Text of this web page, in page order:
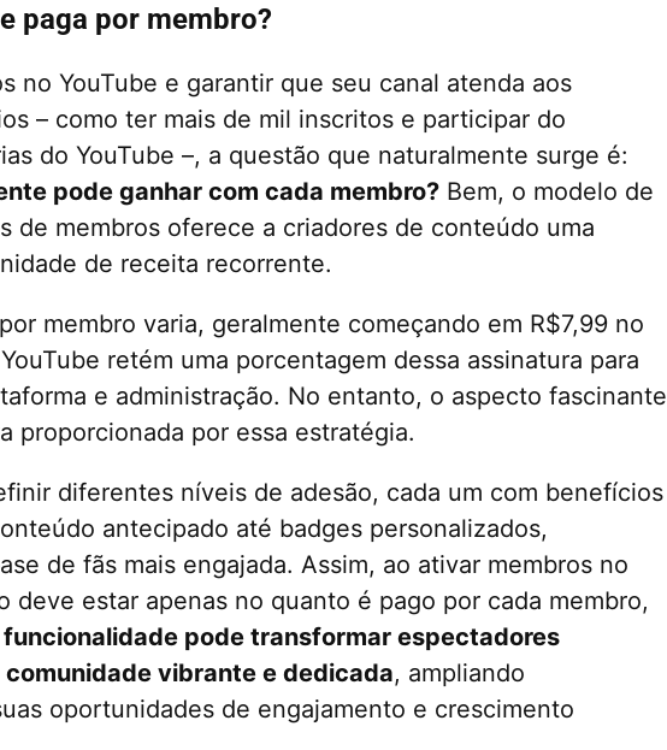
paga por membro?
no YouTube e garantir que seu canal atenda aos
– como ter mais de mil inscritos e participar do
do YouTube –, a questão que naturalmente surge é:
pode ganhar com cada membro? Bem, o modelo de
de membros oferece a criadores de conteúdo uma
de receita recorrente.
membro varia, geralmente começando em R$7,99 no
retém uma porcentagem dessa assinatura para
e administração. No entanto, o aspecto fascinante
proporcionada por essa estratégia.
diferentes níveis de adesão, cada um com benefícios
antecipado até badges personalizados,
de fãs mais engajada. Assim, ao ativar membros no
deve estar apenas no quanto é pago por cada membro,
funcionalidade pode transformar espectadores
comunidade vibrante e dedicada, ampliando
oportunidades de engajamento e crescimento